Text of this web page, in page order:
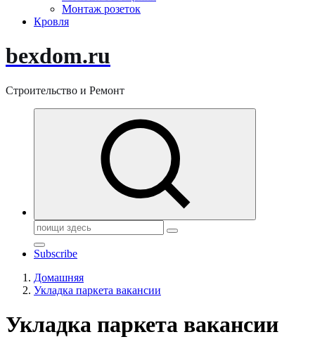
Монтаж розеток
Кровля
bexdom.ru
Строительство и Ремонт
Поиск:
Subscribe
Домашняя
Укладка паркета вакансии
Укладка паркета вакансии